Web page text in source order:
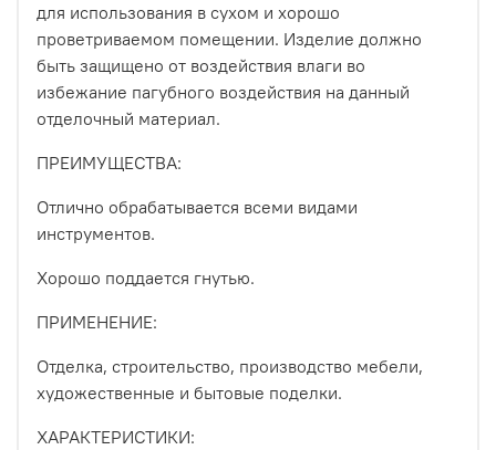
для использования в сухом и хорошо
проветриваемом помещении. Изделие должно
быть защищено от воздействия влаги во
избежание пагубного воздействия на данный
отделочный материал.
ПРЕИМУЩЕСТВА:
Отлично обрабатывается всеми видами
инструментов.
Хорошо поддается гнутью.
ПРИМЕНЕНИЕ:
Отделка, строительство, производство мебели,
художественные и бытовые поделки.
ХАРАКТЕРИСТИКИ: